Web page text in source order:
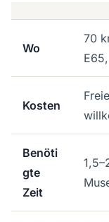
Wo
70
Kosten
Benöti
gte
Zeit